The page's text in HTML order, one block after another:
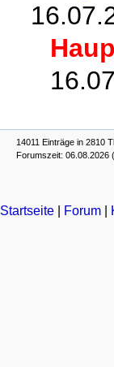
14011 Einträge in 2810
Forumszeit: 06.08.2026
Startseite Forum